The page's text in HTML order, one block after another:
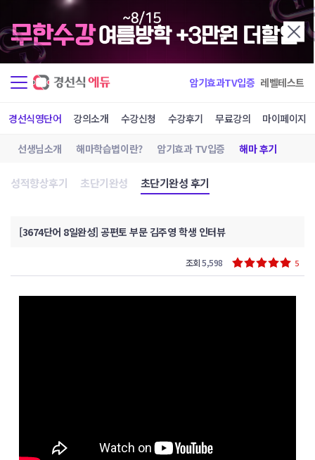
암기효과TV입증 레벨테스트
경선식영단어 강의소개 수강신청 수강후기 무료강의 마이페이지
선생님소개 해마학습법이란? 암기효과 TV입증 해마 후기
성적향상후기 초단기완성 초단기완성 후기
[3674단어 8일완성] 공편토 부문 김주영 학생 인터뷰
조회5,598 5